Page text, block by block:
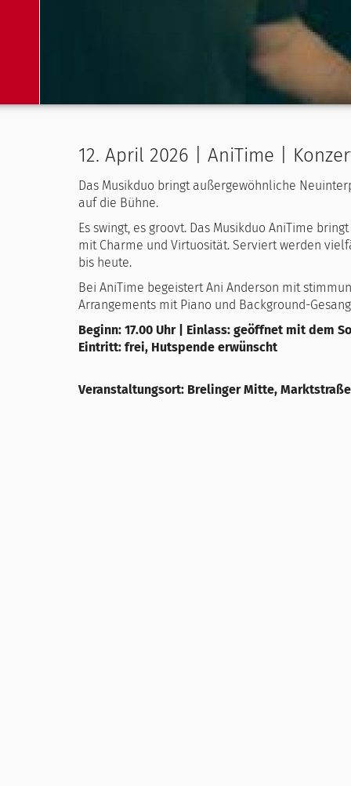
12. April 2026 | AniTime |
Das Musikduo bringt außergewöhnliche
auf die Bühne.
Es swingt, es groovt. Das Musikduo AniTime
mit Charme und Virtuosität. Serviert werden
bis heute.
Bei AniTime begeistert Ani Anderson mit
Arrangements mit Piano und Background-
Beginn: 17.00 Uhr | Einlass: geöffnet mit dem
Eintritt: frei, Hutspende erwünscht
Veranstaltungsort: Brelinger Mitte,